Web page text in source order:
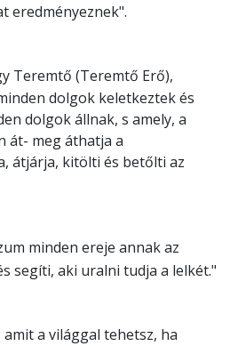
eredményeznek".
Teremtő (Teremtő Erő),
dolgok keletkeztek és
dolgok állnak, s amely, a
át- meg áthatja a
átjárja, kitölti és betőlti az
minden ereje annak az
segíti, aki uralni tudja a lelkét."
a világgal tehetsz, ha